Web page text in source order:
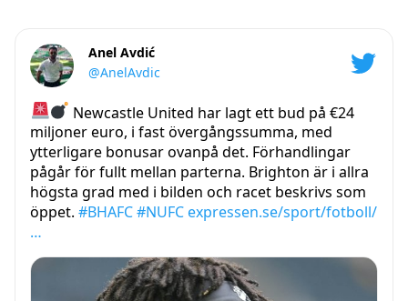
Anel Avdić
@AnelAvdic
Newcastle United har lagt ett bud på €24
miljoner euro, i fast övergångssumma, med
ytterligare bonusar ovanpå det. Förhandlingar
pågår för fullt mellan parterna. Brighton är i allra
högsta grad med i bilden och racet beskrivs som
öppet. #BHAFC#NUFC expressen.se/sport/fotboll/
…